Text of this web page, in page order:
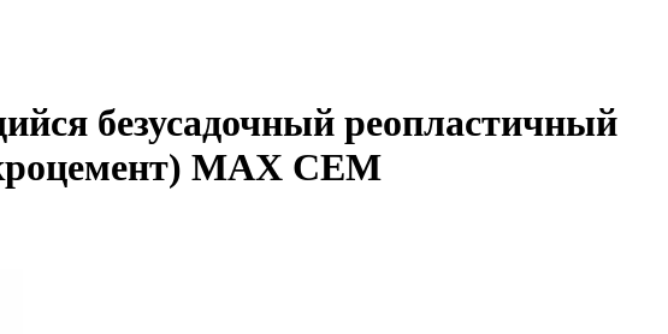
безусадочный реопластичный
МАХ СЕМ